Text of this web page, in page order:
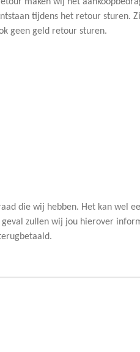
tijdens het retour sturen.
geen geld retour sturen.
die wij hebben. Het kan wel
zullen wij jou hierover